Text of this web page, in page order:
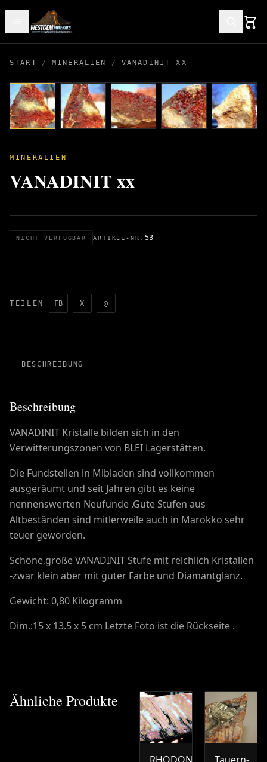
START / MINERALIEN / VANADINIT XX
MINERALIEN
VANADINIT xx
NICHT VERFÜGBAR ARTIKEL-NR. 53
TEILEN FB X @
BESCHREIBUNG
Beschreibung
VANADINIT Kristalle bilden sich in den
Verwitterungszonen von BLEI Lagerstätten.
Die Fundstellen in Mibladen sind vollkommen
ausgeräumt und seit Jahren gibt es keine
nennenswerten Neufunde .Gute Stufen aus
Altbeständen sind mitlerweile auch in Marokko sehr
teuer geworden.
Schöne,große VANADINIT Stufe mit reichlich Kristallen
-zwar klein aber mit guter Farbe und Diamantglanz.
Gewicht: 0,80 Kilogramm
Dim.:15 x 13.5 x 5 cm Letzte Foto ist die Rückseite .
Ähnliche Produkte